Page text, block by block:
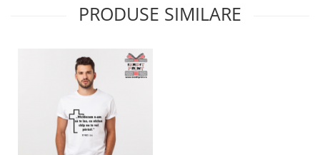
PRODUSE SIMILARE